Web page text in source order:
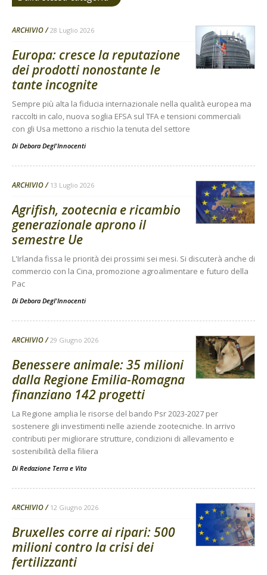
ARCHIVIO 28 Luglio 2026
Europa: cresce la reputazione
dei prodotti nonostante le
tante incognite
Sempre più alta la fiducia internazionale nella qualità europea ma
raccolti in calo, nuova soglia EFSA sul TFA e tensioni commerciali
con gli Usa mettono a rischio la tenuta del settore
Di Debora Degl'Innocenti
ARCHIVIO 13 Luglio 2026
Agrifish, zootecnia e ricambio
generazionale aprono il
semestre Ue
L'Irlanda fissa le priorità dei prossimi sei mesi. Si discuterà anche di
commercio con la Cina, promozione agroalimentare e futuro della
Pac
Di Debora Degl'Innocenti
ARCHIVIO 29 Giugno 2026
Benessere animale: 35 milioni
dalla Regione Emilia-Romagna
finanziano 142 progetti
La Regione amplia le risorse del bando Psr 2023-2027 per
sostenere gli investimenti nelle aziende zootecniche. In arrivo
contributi per migliorare strutture, condizioni di allevamento e
sostenibilità della filiera
Di Redazione Terra e Vita
ARCHIVIO 12 Giugno 2026
Bruxelles corre ai ripari: 500
milioni contro la crisi dei
fertilizzanti